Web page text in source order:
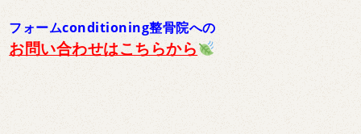
フォームconditioning整骨院への
お問い合わせはこちらから